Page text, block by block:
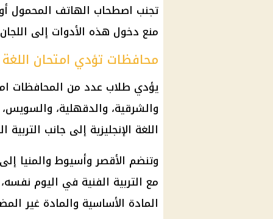
تجنب اصطحاب الهاتف المحمول
منع دخول هذه الأدوات إلى
محافظات تؤدي امتحان اللغة
يؤدي طلاب عدد من المحافظات
والشرقية، والدقهلية،
اللغة الإنجليزية إلى جانب التربية
وتنضم الأقصر وأسيوط والمنيا
مع التربية الفنية في اليوم
المادة الأساسية والمادة غير